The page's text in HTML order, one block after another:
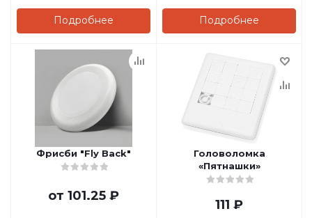
Подробнее Подробнее
Фрисби "Fly Back"
от 101.25 ₽
Головоломка
«Пятнашки»
111 ₽